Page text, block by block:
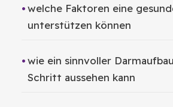
welche Faktoren eine
unterstützen können
wie ein sinnvoller
Schritt aussehen kann